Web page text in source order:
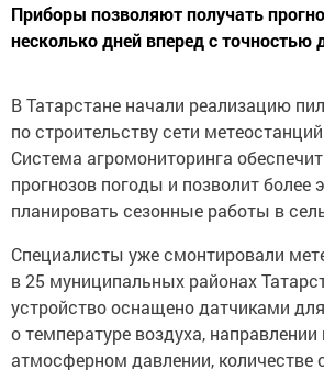
Приборы позволяют получать
несколько дней вперед с точностью
В Татарстане начали реализацию
по строительству сети
Система агромониторинга
прогнозов погоды и позволит более
планировать сезонные работы в
Специалисты уже смонтировали
в 25 муниципальных районах
устройство оснащено датчиками
о температуре воздуха, направлении
атмосферном давлении, количестве